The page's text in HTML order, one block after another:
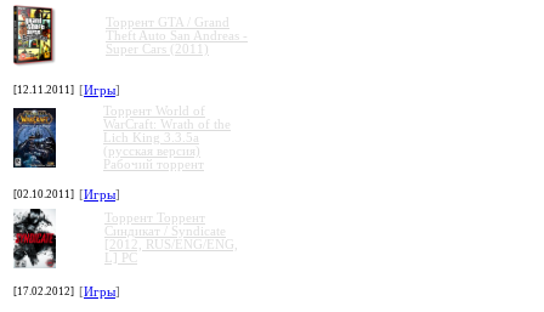
Торрент GTA / Grand
Theft Auto San Andreas -
Super Cars (2011)
[12.11.2011] [Игры]
Торрент World of
WarCraft: Wrath of the
Lich King 3.3.5a
(русская версия)
Рабочий торрент
[02.10.2011] [Игры]
Торрент Торрент
Cиндикат / Syndicate
[2012, RUS/ENG/ENG,
L] PC
[17.02.2012] [Игры]